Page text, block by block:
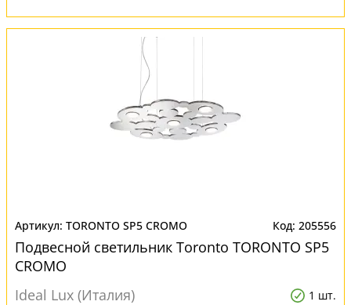
TORONTO SP5 CROMO 205556
Подвесной светильник Toronto TORONTO SP5
CROMO
Ideal Lux (Италия)
1 шт.